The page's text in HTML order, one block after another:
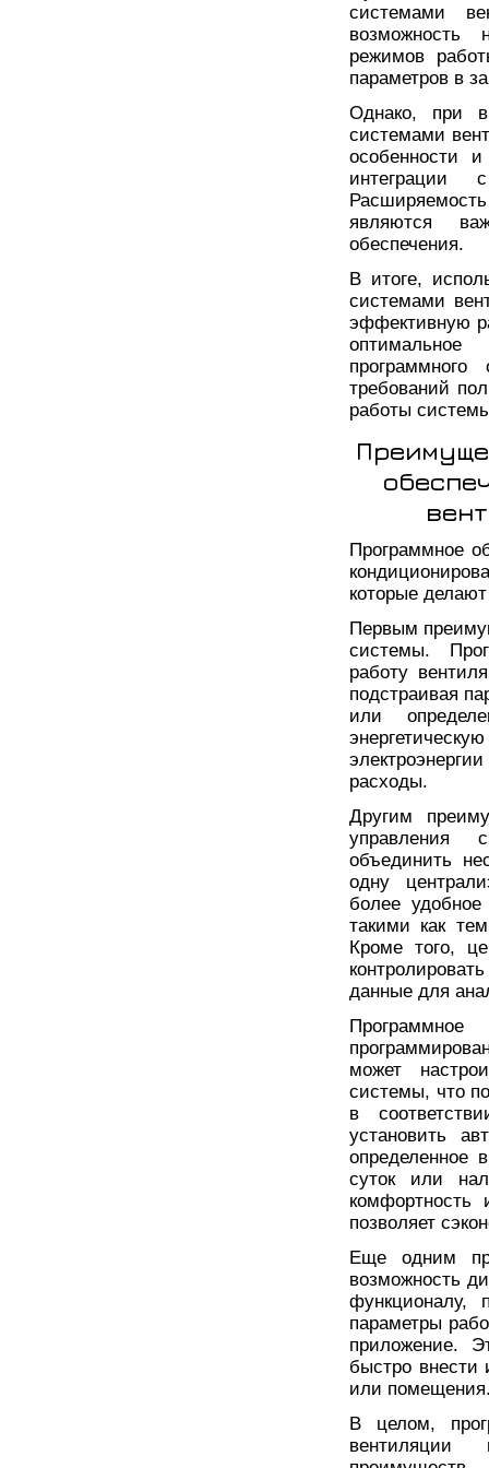
системами
возможность
режимов
параметров в
Однако, при
системами
особенности
интеграции
являются
обеспечения.
В итоге,
системами
эффективную
требований
работы
Программное
которые
Первым
системы.
работу
подстраивая
или
расходы.
Другим
управления
объединить
одну
более
такими как
Кроме того,
данные для
Программное
может
системы, что
в
установить
определенное
суток или
комфортность
позволяет
Еще одним
возможность
функционалу,
параметры
приложение.
быстро внести
или
В целом,
вентиляции